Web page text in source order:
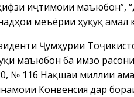
иҷтимоии маъюбон”,
меъёрии ҳуқуқӣ
Ҷумҳурии
маъюбон ба имзо
№ 116 Нақшаи миллии
Конвенсия дар